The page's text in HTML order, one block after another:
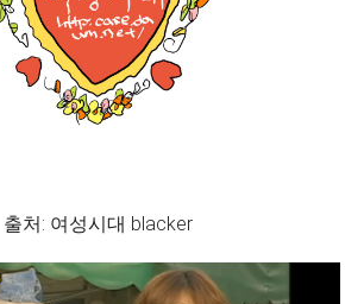
출처: 여성시대 blacker